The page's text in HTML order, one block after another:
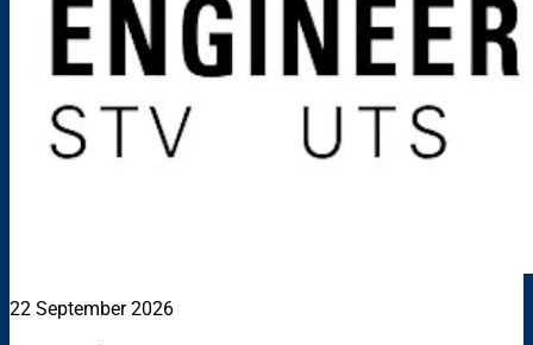
22 September 2026